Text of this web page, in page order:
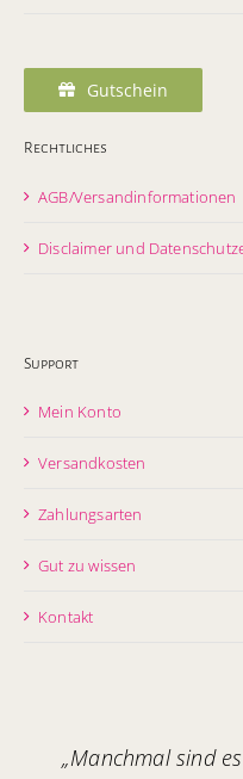
Gutschein
Rechtliches
AGB/Versandinformationen
Disclaimer und
Support
Mein Konto
Versandkosten
Zahlungsarten
Gut zu wissen
Kontakt
„Manchmal sind